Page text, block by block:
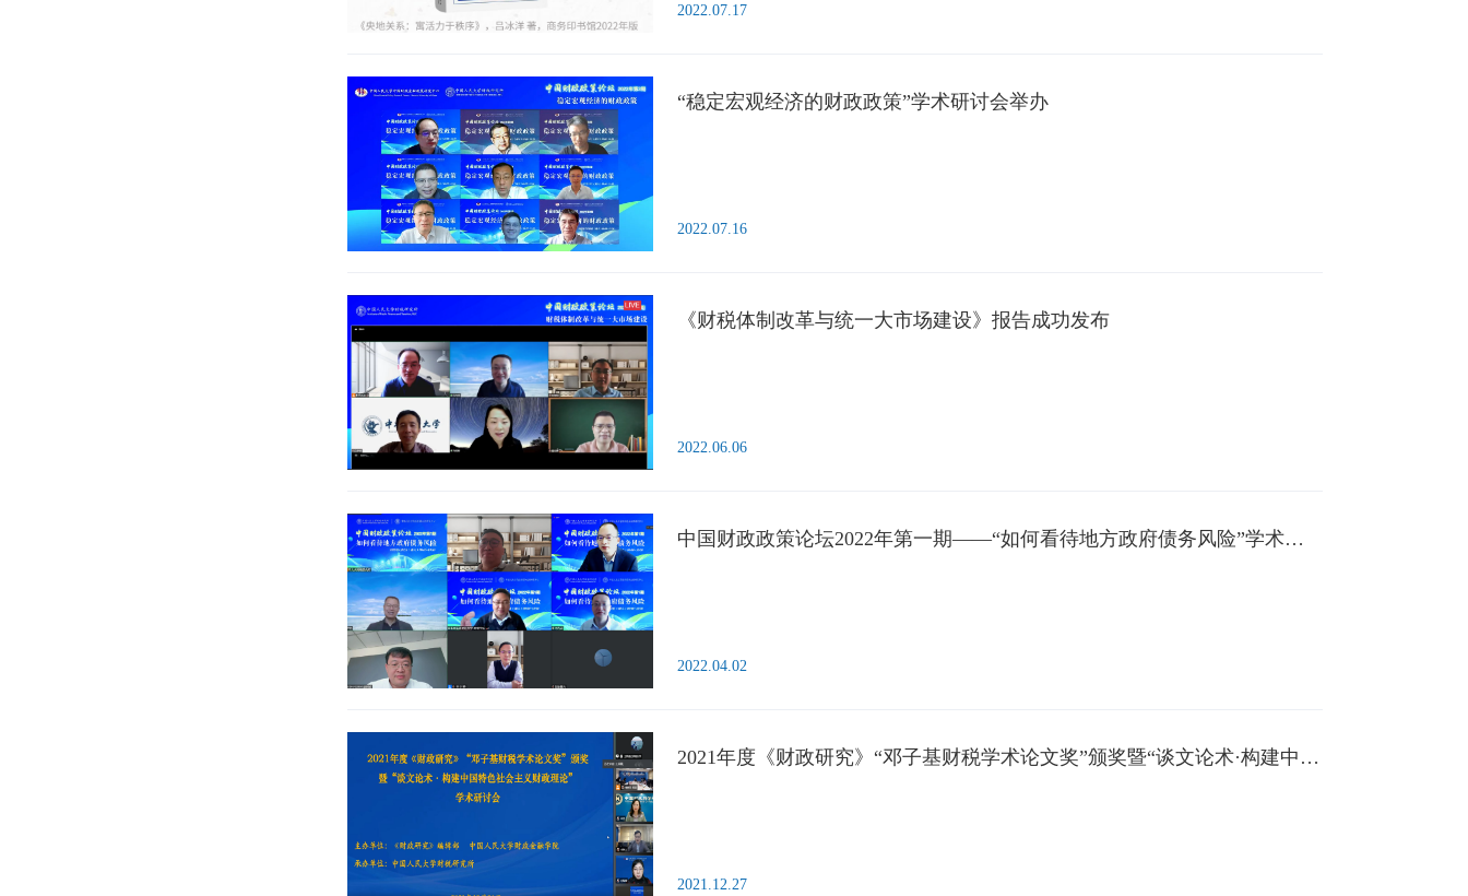
2022.07.17
“稳定宏观经济的财政政策”学术研讨会举办
2022.07.16
《财税体制改革与统一大市场建设》报告成功发布
2022.06.06
中国财政政策论坛2022年第一期——“如何看待地方政府债务风险”学术研讨会成功举办
2022.04.02
2021年度《财政研究》“邓子基财税学术论文奖”颁奖暨“谈文论术·构建中国特色社会主义财政理论”学术研讨会成功举办
2021.12.27